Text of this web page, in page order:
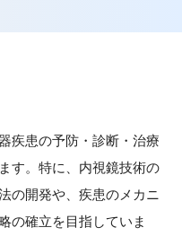
疾患の予防・診断・治療
す。特に、内視鏡技術の
の開発や、疾患のメカニ
の確立を目指していま